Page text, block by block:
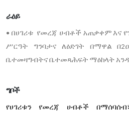
ራዕይ
• በሀገሪቱ የመረጃ ሀብቶች አጠቃቀም እና
ሥርዓት
ግንባታና ለዕድገት በማዋል በ2ዐ
ቤተመዛግብትናቤተመጻሕፍትማዕከላት
ግቦች
የሀገሪቱን የመረጃ ሀብቶች